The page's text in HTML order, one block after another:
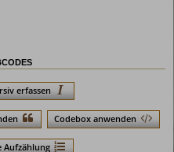
erfassen
Codebox anwenden
Aufzählung